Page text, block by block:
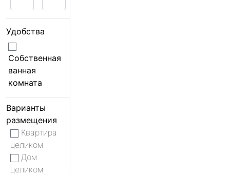
Удобства
Собственная
ванная
комната
Варианты
размещения
Квартира
целиком
Дом
целиком